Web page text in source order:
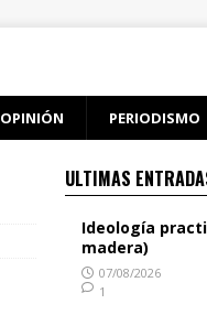
OPINIÓN PERIODISMO
ULTIMAS
Ideología
madera)
07/08/2026
1